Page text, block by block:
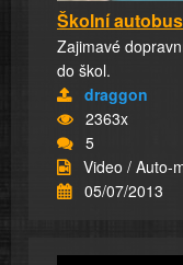
Školní
Zajimavé
do škol.
draggon
2363x
5
Video / Auto-
05/07/2013